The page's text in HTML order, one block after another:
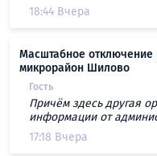
18:44 Вчера
Масштабное
микрорайон Шилово
Гость
Причём здесь другая
информации от
17:18 Вчера